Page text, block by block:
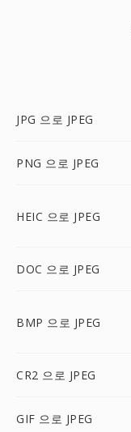
JPG 으로 JPEG
PNG 으로 JPEG
HEIC 으로 JPEG
DOC 으로 JPEG
BMP 으로 JPEG
CR2 으로 JPEG
GIF 으로 JPEG